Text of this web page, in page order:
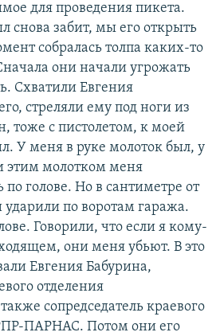
для проведения пикета.
снова забит, мы его открыть
собралась толпа каких-то
они начали угрожать
Схватили Евгения
стреляли ему под ноги из
тоже с пистолетом, к моей
У меня в руке молоток был, у
этим молотком меня
по голове. Но в сантиметре от
ударили по воротам гаража.
Говорили, что если я кому-
они меня убьют. В это
Евгения Бабурина,
отделения
сопредседатель краевого
ПАРНАС. Потом они его